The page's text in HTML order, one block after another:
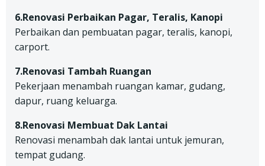
6.Renovasi Perbaikan Pagar, Teralis, Kanopi
Perbaikan dan pembuatan pagar, teralis, kanopi,
carport.
7.Renovasi Tambah Ruangan
Pekerjaan menambah ruangan kamar, gudang,
dapur, ruang keluarga.
8.Renovasi Membuat Dak Lantai
Renovasi menambah dak lantai untuk jemuran,
tempat gudang.